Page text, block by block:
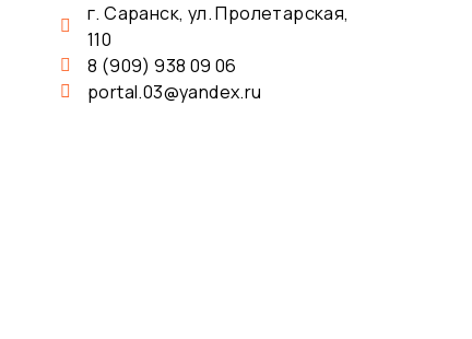
г. Саранск, ул. Пролетарская,
110
8 (909) 938 09 06
portal.03@yandex.ru